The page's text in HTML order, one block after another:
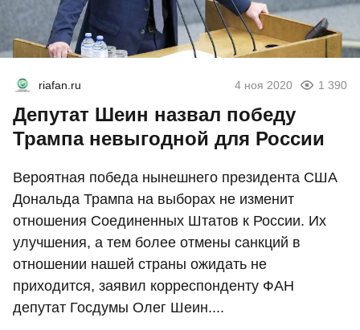
riafan.ru 4 ноя 2020 1 390
Депутат Шеин назвал победу
Трампа невыгодной для России
Вероятная победа нынешнего президента США
Дональда Трампа на выборах не изменит
отношения Соединенных Штатов к России. Их
улучшения, а тем более отмены санкций в
отношении нашей страны ожидать не
приходится, заявил корреспонденту ФАН
депутат Госдумы Олег Шеин....